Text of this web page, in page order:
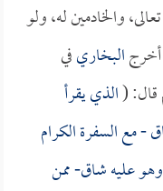
والخادمين له، ولو
البخاريفي
قال: (الذي يقرأ
- مع السفرة الكرام
وهو عليه شاق- ممن